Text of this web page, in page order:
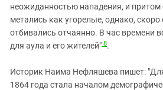
неожиданностью нападения, и притом
метались как угорелые, однако,
отбивались отчаянно. В час времени
для аула и его жителей" 8.
Историк Наима Нефляшева пишет:
1864 года стала началом